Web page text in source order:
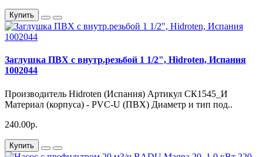
Купить
Заглушка ПВХ с внутр.резьбой 1 1/2", Hidroten, Испания
1002044
Производитель Hidroten (Испания) Артикул СК1545_И
Материал (корпуса) - PVC-U (ПВХ) Диаметр и тип под..
240.00р.
Купить